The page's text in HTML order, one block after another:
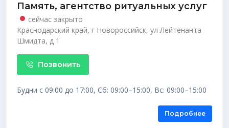
Память, агентство ритуальных услуг
сейчас закрыто
Краснодарский край, г Новороссийск, ул Лейтенанта
Шмидта, д 1
Позвонить
Будни с 09:00 до 17:00, Сб: 09:00–15:00, Вс: 09:00–15:00
Подробнее